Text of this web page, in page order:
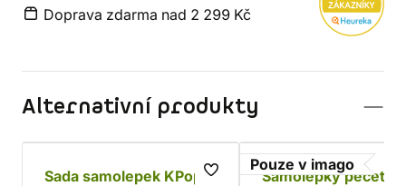
Doprava zdarma nad 2 299 Kč
Alternativní produkty
Sada samolepek KPop
Pouze v imago
Samolepky pečetí